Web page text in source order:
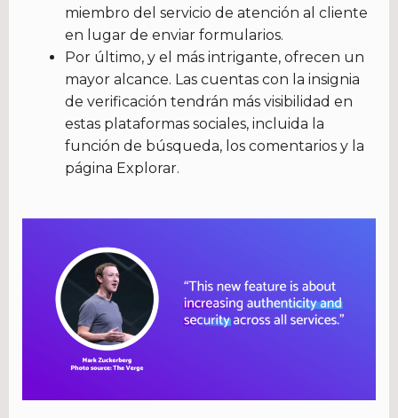
miembro del servicio de atención al cliente
en lugar de enviar formularios.
Por último, y el más intrigante, ofrecen un
mayor alcance. Las cuentas con la insignia
de verificación tendrán más visibilidad en
estas plataformas sociales, incluida la
función de búsqueda, los comentarios y la
página Explorar.